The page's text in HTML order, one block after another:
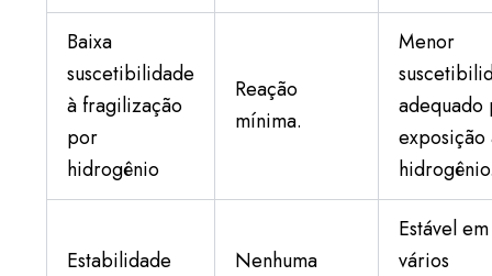
Baixa
suscetibilidade
à fragilização
por
hidrogênio
Reação
mínima.
Menor
adequado
exposição
Estabilidade
Nenhuma
Estável em
vários